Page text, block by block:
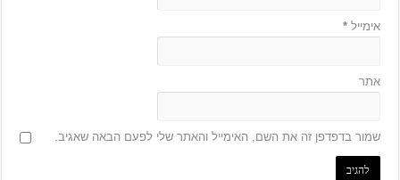
אימייל*
אתר
שמור בדפדפן זה את השם, האימייל והאתר שלי לפעם הבאה שאגיב.